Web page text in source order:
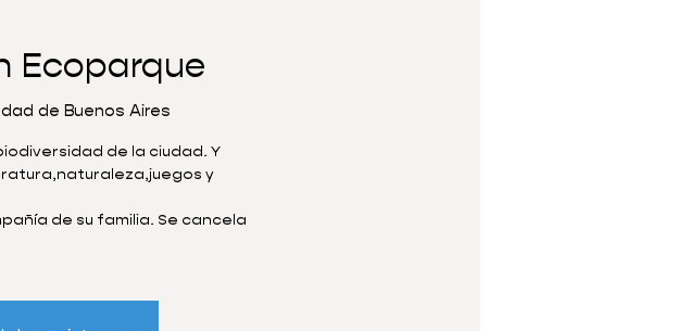
Ecoparque
de Buenos Aires
de la ciudad. Y
y
de su familia. Se cancela